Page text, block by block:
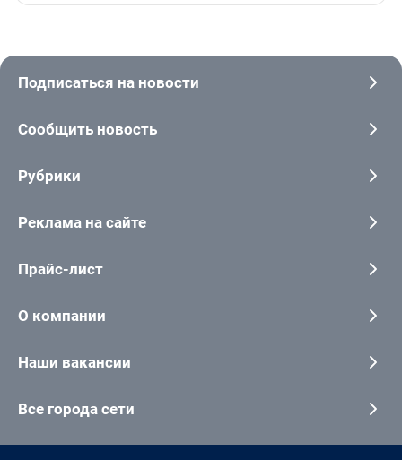
Подписаться на новости
Сообщить новость
Рубрики
Реклама на сайте
Прайс-лист
О компании
Наши вакансии
Все города сети